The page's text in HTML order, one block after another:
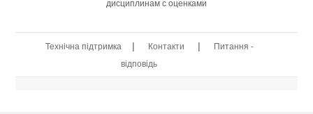
дисциплинам с оценками
Технічна підтримка | Контакти |
Питання -
відповідь